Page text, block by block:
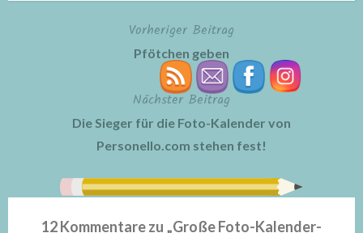
BeitragsnavigationVorheriger Beitrag
Pfötchen geben
Nächster Beitrag
Die Sieger für die Foto-Kalender von
Personello.com stehen fest!
12 Kommentare zu „Große Foto-Kalender-